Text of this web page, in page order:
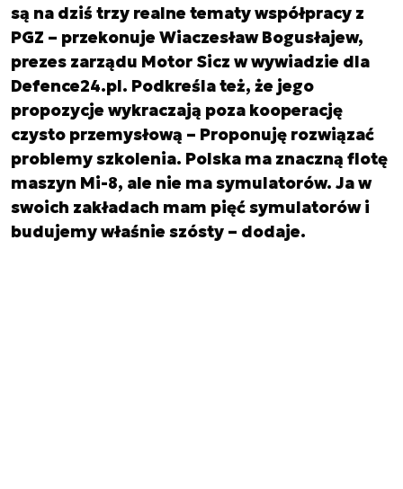
są na dziś trzy realne tematy współpracy z
PGZ – przekonuje Wiaczesław Bogusłajew,
prezes zarządu Motor Sicz w wywiadzie dla
Defence24.pl. Podkreśla też, że jego
propozycje wykraczają poza kooperację
czysto przemysłową – Proponuję rozwiązać
problemy szkolenia. Polska ma znaczną flotę
maszyn Mi-8, ale nie ma symulatorów. Ja w
swoich zakładach mam pięć symulatorów i
budujemy właśnie szósty – dodaje.